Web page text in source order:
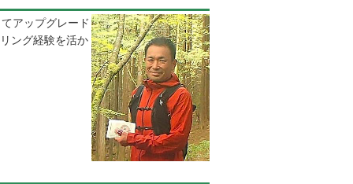
アップグレード
ング経験を活か